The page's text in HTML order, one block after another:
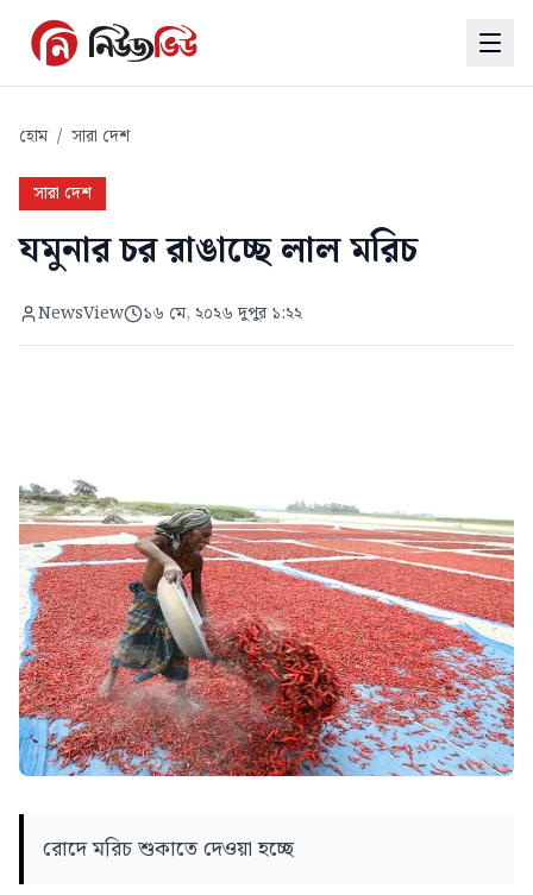
হোম / সারা দেশ
সারা দেশ
যমুনার চর রাঙাচ্ছে লাল মরিচ
NewsView ১৬ মে, ২০২৬ দুপুর ১:২২
রোদে মরিচ শুকাতে দেওয়া হচ্ছে